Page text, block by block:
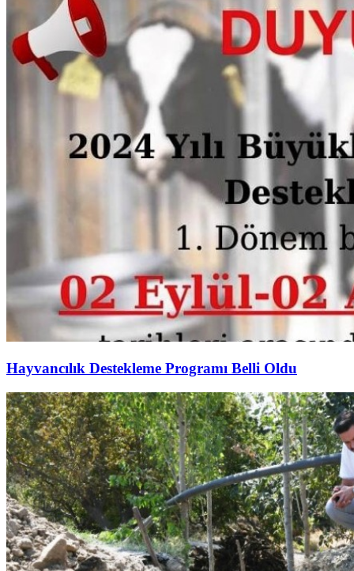
Hayvancılık Destekleme Programı Belli Oldu